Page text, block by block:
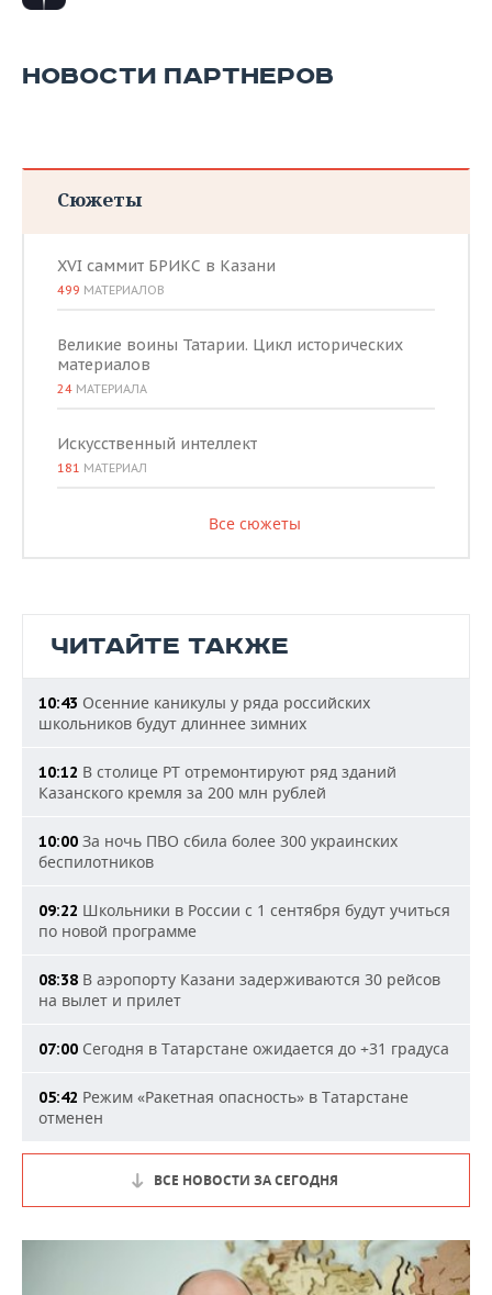
НОВОСТИ ПАРТНЕРОВ
Сюжеты
XVI саммит БРИКС в Казани
499 МАТЕРИАЛОВ
Великие воины Татарии. Цикл исторических
материалов
24 МАТЕРИАЛА
Искусственный интеллект
181 МАТЕРИАЛ
Все сюжеты
ЧИТАЙТЕ ТАКЖЕ
10:43 Осенние каникулы у ряда российских
школьников будут длиннее зимних
10:12 В столице РТ отремонтируют ряд зданий
Казанского кремля за 200 млн рублей
10:00 За ночь ПВО сбила более 300 украинских
беспилотников
09:22 Школьники в России с 1 сентября будут учиться
по новой программе
08:38 В аэропорту Казани задерживаются 30 рейсов
на вылет и прилет
07:00 Сегодня в Татарстане ожидается до +31 градуса
05:42 Режим «Ракетная опасность» в Татарстане
отменен
ВСЕ НОВОСТИ ЗА СЕГОДНЯ